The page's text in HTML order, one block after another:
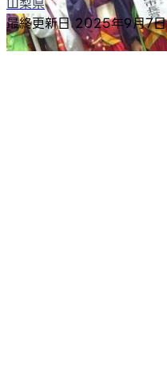
最終更新日2025年9月7日